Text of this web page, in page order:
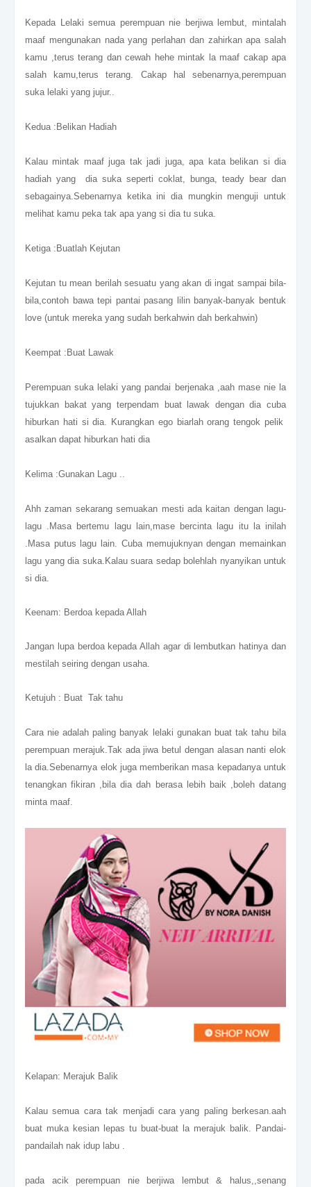
Kepada Lelaki semua perempuan nie berjiwa lembut, mintalah
maaf mengunakan nada yang perlahan dan zahirkan apa salah
kamu ,terus terang dan cewah hehe mintak la maaf cakap apa
salah kamu,terus terang. Cakap hal sebenarnya,perempuan
suka lelaki yang jujur..
Kedua :Belikan Hadiah
Kalau mintak maaf juga tak jadi juga, apa kata belikan si dia
hadiah yang dia suka seperti coklat, bunga, teady bear dan
sebagainya.Sebenarnya ketika ini dia mungkin menguji untuk
melihat kamu peka tak apa yang si dia tu suka.
Ketiga :Buatlah Kejutan
Kejutan tu mean berilah sesuatu yang akan di ingat sampai bila-
bila,contoh bawa tepi pantai pasang lilin banyak-banyak bentuk
love (untuk mereka yang sudah berkahwin dah berkahwin)
Keempat :Buat Lawak
Perempuan suka lelaki yang pandai berjenaka ,aah mase nie la
tujukkan bakat yang terpendam buat lawak dengan dia cuba
hiburkan hati si dia. Kurangkan ego biarlah orang tengok pelik
asalkan dapat hiburkan hati dia
Kelima :Gunakan Lagu ..
Ahh zaman sekarang semuakan mesti ada kaitan dengan lagu-
lagu .Masa bertemu lagu lain,mase bercinta lagu itu la inilah
.Masa putus lagu lain. Cuba memujuknyan dengan memainkan
lagu yang dia suka.Kalau suara sedap bolehlah nyanyikan untuk
si dia.
Keenam: Berdoa kepada Allah
Jangan lupa berdoa kepada Allah agar di lembutkan hatinya dan
mestilah seiring dengan usaha.
Ketujuh : Buat Tak tahu
Cara nie adalah paling banyak lelaki gunakan buat tak tahu bila
perempuan merajuk.Tak ada jiwa betul dengan alasan nanti elok
la dia.Sebenarnya elok juga memberikan masa kepadanya untuk
tenangkan fikiran ,bila dia dah berasa lebih baik ,boleh datang
minta maaf.
Kelapan: Merajuk Balik
Kalau semua cara tak menjadi cara yang paling berkesan.aah
buat muka kesian lepas tu buat-buat la merajuk balik. Pandai-
pandailah nak idup labu .
pada acik perempuan nie berjiwa lembut & halus,,senang